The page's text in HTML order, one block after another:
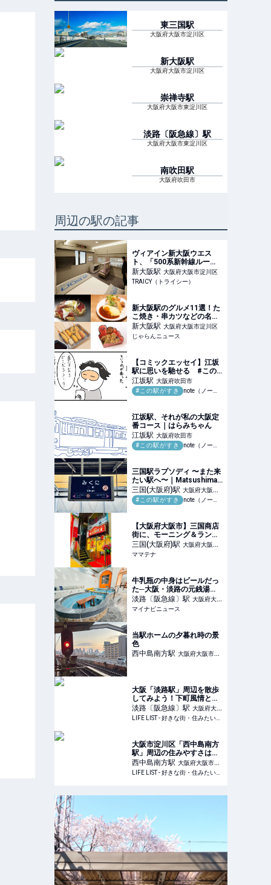
東三国駅
大阪府大阪市淀川区
新大阪駅
大阪府大阪市淀川区
崇禅寺駅
大阪府大阪市東淀川区
淡路〔阪急線〕駅
大阪府大阪市東淀川区
南吹田駅
大阪府吹田市
周辺の駅の記事
ヴィアイン新大阪ウエス
ト、「500系新幹線ルー
ム」を販売 実車部品を配
置したコンセプト客室 -
TRAICY（トライシー）
新大阪駅 大阪府大阪市淀川区
TRAICY（トライシー）
新大阪駅のグルメ11選！た
こ焼き・串カツなどの名
物、老舗の洋食、カフェラ
ンチも＜2026＞ ｜じゃら
んニュース
新大阪駅 大阪府大阪市淀川区
じゃらんニュース
【コミックエッセイ】江坂
駅に思いを馳せる #この
駅がすき｜みやざわ 太郎
【コミックエッセイ 】日
常/育児
江坂駅 大阪府吹田市
#この駅がすき
note（ノート）
江坂駅、それが私の大阪定
番コース｜はらみちゃん
江坂駅 大阪府吹田市
#この駅がすき
note（ノート）
三国駅ラプソディ 〜また来
たい駅へ〜｜Matsushima
Naoya
三国(大阪府)駅 大阪府大阪市
淀川区
#この駅がすき note（ノート）
【大阪府大阪市】三国商店
街に、モーニング＆ランチ
メニューが充実したレトロ
喫茶「ドリカ珈琲」
OPEN！ | ママテナ
三国(大阪府)駅 大阪府大阪市
淀川区
ママテナ
牛乳瓶の中身はビールだっ
た─大阪・淡路の元銭湯
「上方ビール」で味わうグ
イ飲み体験
淡路〔阪急線〕駅 大阪府大阪
市東淀川区
マイナビニュース
当駅ホームの夕暮れ時の景
色
西中島南方駅 大阪府大阪市淀
大阪「淡路駅」周辺を散歩
してみよう！下町風情と街
の歴史を感じられるおすす
め散歩スポット“6選” - LIFE
LIST - 好きな街・住みたい
淡路〔阪急線〕駅 大阪府大阪
市東淀川区
LIFE LIST - 好きな街・住みたい街・私の街
大阪市淀川区「西中島南方
駅」周辺の住みやすさは？
にぎやかさと穏やかさの二
面性を持つ町の魅力を紹介
- LIFE LIST - 好きな街・住
西中島南方駅 大阪府大阪市淀
川区
LIFE LIST - 好きな街・住みたい街・私の街